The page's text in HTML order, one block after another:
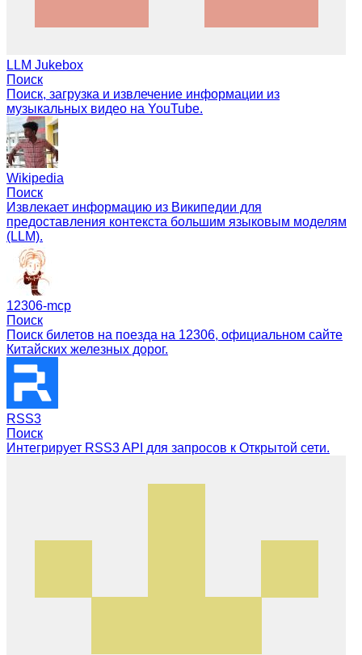
LLM Jukebox
Поиск
Поиск, загрузка и извлечение информации из
музыкальных видео на YouTube.
Wikipedia
Поиск
Извлекает информацию из Википедии для
предоставления контекста большим языковым моделям
(LLM).
12306-mcp
Поиск
Поиск билетов на поезда на 12306, официальном сайте
Китайских железных дорог.
RSS3
Поиск
Интегрирует RSS3 API для запросов к Открытой сети.